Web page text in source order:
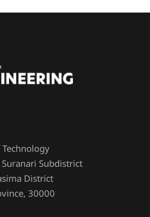
Subdistrict
District
30000